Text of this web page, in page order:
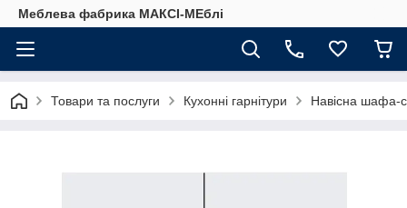
Меблева фабрика МАКСІ-МЕблі
Товари та послуги Кухонні гарнітури Навісна шафа-